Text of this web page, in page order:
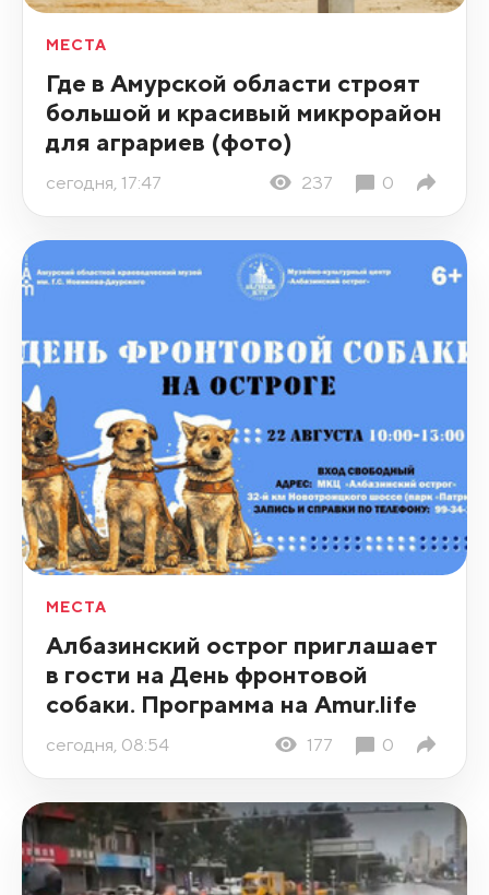
МЕСТА
Где в Амурской области строят
большой и красивый микрорайон
для аграриев (фото)
сегодня, 17:47 237 0
МЕСТА
Албазинский острог приглашает
в гости на День фронтовой
собаки. Программа на Amur.life
сегодня, 08:54 177 0